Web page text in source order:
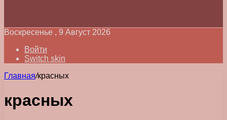
Воскресенье , 9 Август 2026
Войти
Switch skin
Главная/красных
красных